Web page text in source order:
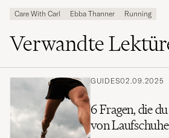
Care With Carl Ebba Thanner Running
Verwandte
GUIDES02.09.2025
6 Fragen, die
von